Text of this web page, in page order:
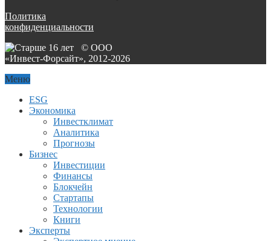
Политика
конфиденциальности
© ООО
«Инвест-Форсайт», 2012-2026
Меню
ESG
Экономика
Инвестклимат
Аналитика
Прогнозы
Бизнес
Инвестиции
Финансы
Блокчейн
Стартапы
Технологии
Книги
Эксперты